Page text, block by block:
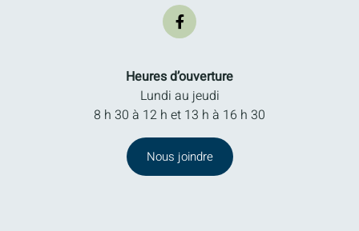
Heures d’ouverture
Lundi au jeudi
8 h 30 à 12 h et 13 h à 16 h 30
Nous joindre